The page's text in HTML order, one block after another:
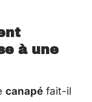
à une
canapé fait-il